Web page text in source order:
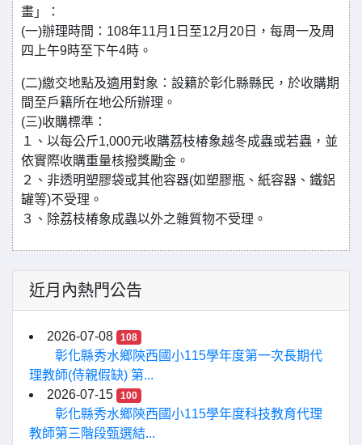
畫」：
(一)辦理時間：108年11月1日至12月20日，每周一及周
四上午9時至下午4時。
(二)繳交地點及適用對象：設籍於彰化縣縣民，於收購期
間至戶籍所在地公所辦理。
(三)收購標準：
１、以每公斤1,000元收購荔枝椿象越冬成蟲或若蟲，並
依實際收購重量核撥獎勵金。
２、非透明塑膠袋或其他容器(如塑膠瓶、紙容器、鐵鋁
罐等)不受理。
３、除荔枝椿象成蟲以外之雜質物不受理。
近月內熱門公告
2026-07-08 108
彰化縣秀水鄉陝西國小115學年度第一次長期代
理教師(侍親假缺) 第...
2026-07-15
100
彰化縣秀水鄉陝西國小115學年度科技教育代理
教師第三階段甄選結...